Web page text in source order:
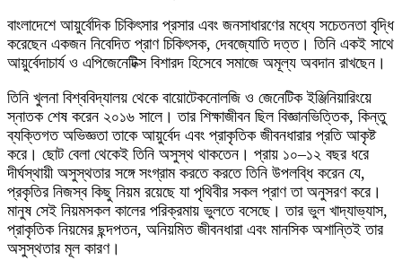
বাংলাদেশে আয়ুর্বেদিক চিকিৎসার প্রসার এবং জনসাধারণের মধ্যে সচেতনতা বৃদ্ধি
করেছেন একজন নিবেদিত প্রাণ চিকিৎসক, দেবজ্যোতি দত্ত। তিনি একই সাথে
আয়ুর্বেদাচার্য ও এপিজেনেটিক্স বিশারদ হিসেবে সমাজে অমূল্য অবদান রাখছেন।
তিনি খুলনা বিশ্ববিদ্যালয় থেকে বায়োটেকনোলজি ও জেনেটিক ইঞ্জিনিয়ারিংয়ে
স্নাতক শেষ করেন ২০১৬ সালে। তার শিক্ষাজীবন ছিল বিজ্ঞানভিত্তিক, কিন্তু
ব্যক্তিগত অভিজ্ঞতা তাকে আয়ুর্বেদ এবং প্রাকৃতিক জীবনধারার প্রতি আকৃষ্ট
করে। ছোট বেলা থেকেই তিনি অসুস্থ থাকতেন। প্রায় ১০–১২ বছর ধরে
দীর্ঘস্থায়ী অসুস্থতার সঙ্গে সংগ্রাম করতে করতে তিনি উপলব্ধি করেন যে,
প্রকৃতির নিজস্ব কিছু নিয়ম রয়েছে যা পৃথিবীর সকল প্রাণ তা অনুসরণ করে।
মানুষ সেই নিয়মসকল কালের পরিক্রমায় ভুলতে বসেছে। তার ভুল খাদ্যাভ্যাস,
প্রাকৃতিক নিয়মের ছন্দপতন, অনিয়মিত জীবনধারা এবং মানসিক অশান্তিই তার
অসুস্থতার মূল কারণ।